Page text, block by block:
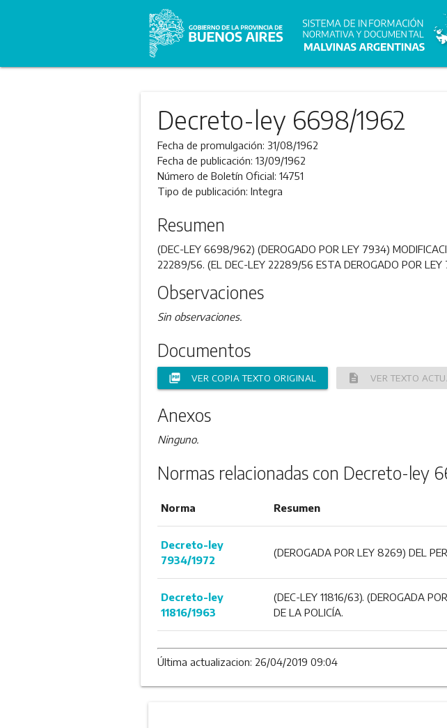
Decreto-ley 6698/1962
Fecha de promulgación: 31/08/1962
Fecha de publicación: 13/09/1962
Número de Boletín Oficial: 14751
Tipo de publicación: Integra
Resumen
(DEC-LEY 6698/962) (DEROGADO POR LEY 7934)
22289/56. (EL DEC-LEY 22289/56 ESTA DEROGADO POR LEY
Observaciones
Sin observaciones.
Documentos
picture_as_pdf VER COPIA TEXTO ORIGINAL description VER TEXTO
Anexos
Ninguno.
Normas relacionadas con Decreto-ley
Norma Resumen
Decreto-ley
7934/1972
(DEROGADA POR LEY 8269) DEL
Decreto-ley
11816/1963
(DEC-LEY 11816/63). (DEROGADA
DE LA POLICÍA.
Última actualizacion: 26/04/2019 09:04